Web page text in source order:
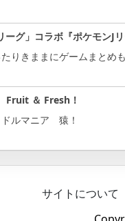
ーグ」コラボ『ポケモン
りきままにゲームまとめも
Fruit ＆ Fresh！
ドルマニア 猿！
サイトについて